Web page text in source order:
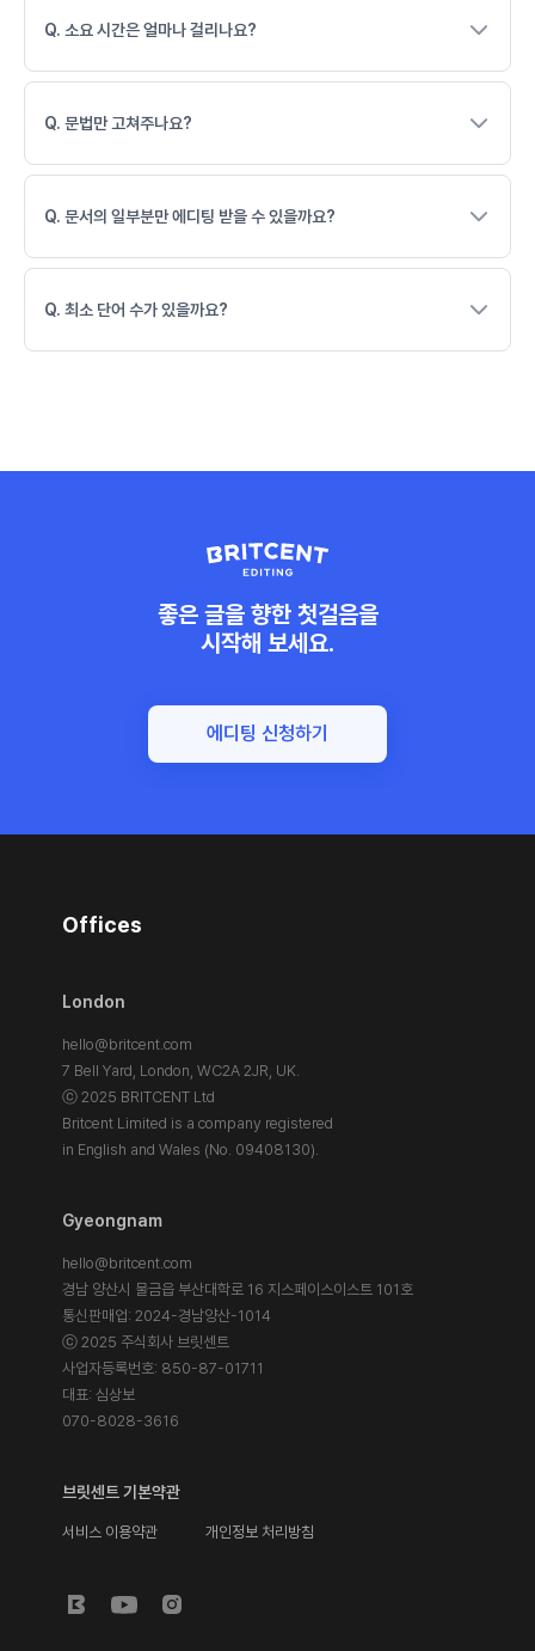
Q. 소요 시간은 얼마나 걸리나요?
Q. 문법만 고쳐주나요?
Q. 문서의 일부분만 에디팅 받을 수 있을까요?
Q. 최소 단어 수가 있을까요?
좋은 글을 향한 첫걸음을
시작해 보세요.
에디팅 신청하기
Offices
London
hello@britcent.com
7 Bell Yard, London, WC2A 2JR, UK.
ⓒ 2025 BRITCENT Ltd
Britcent Limited is a company registered
in English and Wales (No. 09408130).
Gyeongnam
hello@britcent.com
경남 양산시 물금읍 부산대학로 16 지스페이스이스트 101호
통신판매업: 2024-경남양산-1014
ⓒ 2025 주식회사 브릿센트
사업자등록번호: 850-87-01711
대표: 심상보
070-8028-3616
브릿센트 기본약관
서비스 이용약관 개인정보 처리방침